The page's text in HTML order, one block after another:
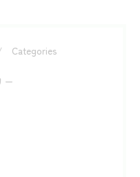
Categories
ー